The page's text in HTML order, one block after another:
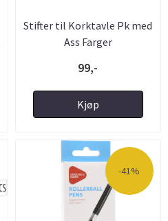
Stifter til Korktavle Pk med
Ass Farger
99,-
Kjøp
-41%